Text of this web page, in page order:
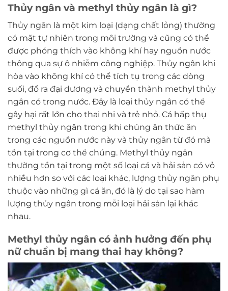
Thủy ngân và methyl thủy ngân là gì?
Thủy ngân là một kim loại (dạng chất lỏng) thường
có mặt tự nhiên trong môi trường và cũng có thể
được phóng thích vào không khí hay nguồn nước
thông qua sự ô nhiễm công nghiệp. Thủy ngân khi
hòa vào không khí có thể tích tụ trong các dòng
suối, đổ ra đại dương và chuyển thành methyl thủy
ngân có trong nước. Đây là loại thủy ngân có thể
gây hại rất lớn cho thai nhi và trẻ nhỏ. Cá hấp thụ
methyl thủy ngân trong khi chúng ăn thức ăn
trong các nguồn nước này và thủy ngân từ đó mà
tồn tại trong cơ thể chúng. Methyl thủy ngân
thường tồn tại trong một số loại cá và hải sản có vỏ
nhiều hơn so với các loại khác, lượng thủy ngân phụ
thuộc vào những gì cá ăn, đó là lý do tại sao hàm
lượng thủy ngân trong mỗi loại hải sản lại khác
nhau.
Methyl thủy ngân có ảnh hưởng đến phụ
nữ chuẩn bị mang thai hay không?